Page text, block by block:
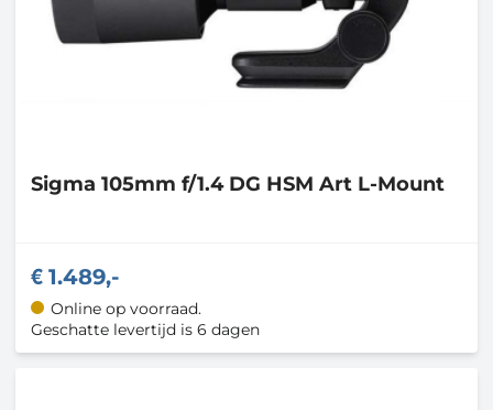
Sigma 105mm f/1.4 DG HSM Art L-Mount
1.489,-
Online op voorraad.
Geschatte levertijd is 6 dagen